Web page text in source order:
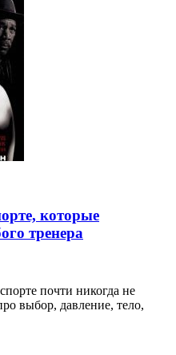
которые
тренера
почти никогда не
выбор, давление, тело,